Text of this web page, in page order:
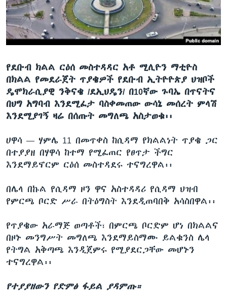
ቋንቋዎች
የደቡብ ክልል ርዕሰ መስተዳዳር አቶ ሚሊዮን ማቲዮስ
በክልል የመደራጀት ጥያቄዎች የደቡብ ኢትዮዮጵያ ህዝቦች
ዴሞክራሲያዊ ንቅናቄ /ደኢህዴን/ በ10ኛው ጉባኤ በጥናትና
በህግ አግባብ እንደሚፈታ ባስቀመጠው ውሳኔ መሰረት ምላሽ
እንደሚያገኝ ዛሬ በሰጡት መግለጫ አስታወቁ፡፡
ሀዋሳ — ሃምሌ 11 በመጥቀስ ከሲዳማ የክልልነት ጥያቄ ጋር
በተያያዘ በሃዋሳ ከተማ የሚፈጠር የፀጥታ ችግር
እንደማይኖርም ርዕሰ መስተዳደሩ ተናግረዋል፡፡
በሌላ በኩል የሲዳማ ዞን ዋና አስተዳዳሪ የሲዳማ ህዝብ
የምርጫ ቦርድ ሥራ በትዕግስት እንደዲጠባበቅ አሳስበዋል፡፡
የጥያቄው አራማጅ ወጣቶች፣ በምርጫ ቦርድም ሆነ በክልልና
በዞኑ መንግሥት መግለጫ እንደማይስማሙ ይልቁንስ ሌላ
የትግል አቅጣጫ እንዲጀምሩ የሚያደርጋቸው መሆኑን
ተናግረዋል፡፡
የተያያዘውን የድምፅ ፋይል ያዳምጡ።